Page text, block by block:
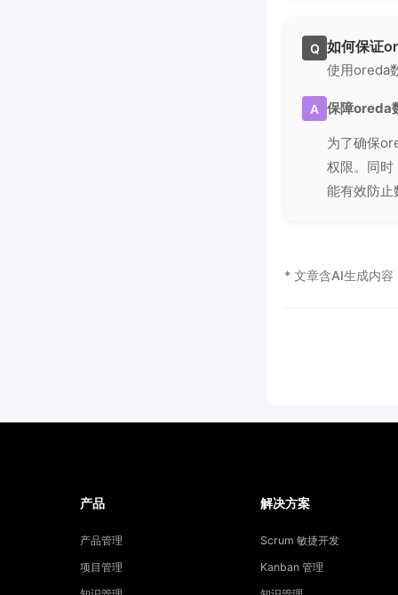
Q 如何保证
使用oreda
A 保障oreda
为了确保
权限。同时
能有效防止
* 文章含AI生成内容
产品
产品管理
项目管理
解决方案
Scrum 敏捷开发
Kanban 管理